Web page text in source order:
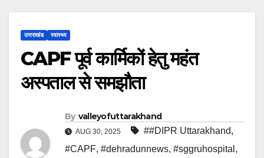
उत्तराखंड स्वास्थ्य
CAPF पूर्व कार्मिकों हेतु महंत
अस्पताल से समझौता
By valleyofuttarakhand
AUG 30, 2025 ##DIPR Uttarakhand,
#CAPF, #dehradunnews, #sggruhospital ,